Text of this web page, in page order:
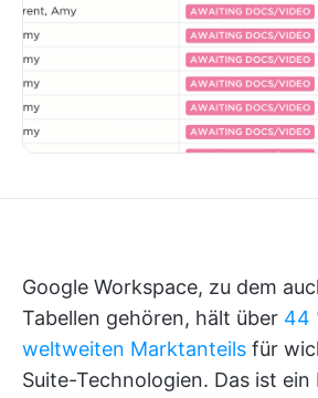
Google Workspace, zu dem
Tabellen gehören, hält über 44
weltweiten Marktanteils für
Suite-Technologien. Das ist